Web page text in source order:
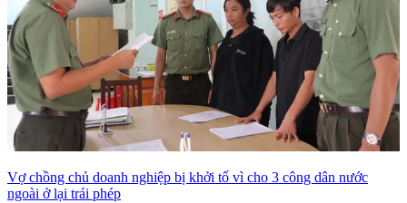
Vợ chồng chủ doanh nghiệp bị khởi tố vì cho 3 công dân nước
ngoài ở lại trái phép